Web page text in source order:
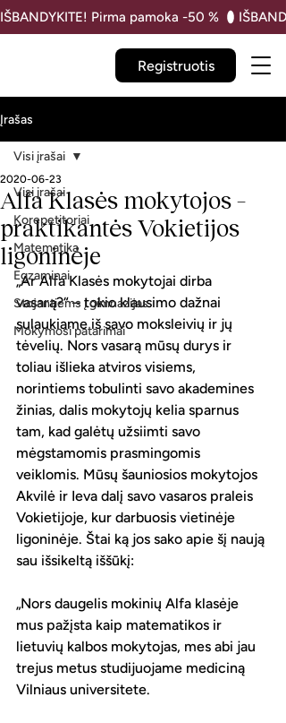
Registruotis
IŠBANDYKITE! Pirma pamoka -50 %
Įrašas
Visi įrašai
Korepetitoriai
Matematika
Egzaminai
Stojantiems į gimnazijas
Mokymosi patarimai
Visi įrašai
Alfa Klasės mokytojos –
praktikantės Vokietijos
ligoninėje
2020-06-23
„Ar Alfa Klasės mokytojai dirba
vasarą?“ – tokio klausimo dažnai
sulaukiame iš savo moksleivių ir jų
tėvelių. Nors vasarą mūsų durys ir
toliau išlieka atviros visiems,
norintiems tobulinti savo akademines
žinias, dalis mokytojų kelia sparnus
tam, kad galėtų užsiimti savo
mėgstamomis prasmingomis
veiklomis. Mūsų šauniosios mokytojos
Akvilė ir Ieva dalį savo vasaros praleis
Vokietijoje, kur darbuosis vietinėje
ligoninėje. Štai ką jos sako apie šį naują
sau išsikeltą iššūkį:
„Nors daugelis mokinių Alfa klasėje
mus pažįsta kaip matematikos ir
lietuvių kalbos mokytojas, mes abi jau
trejus metus studijuojame mediciną
Vilniaus universitete.